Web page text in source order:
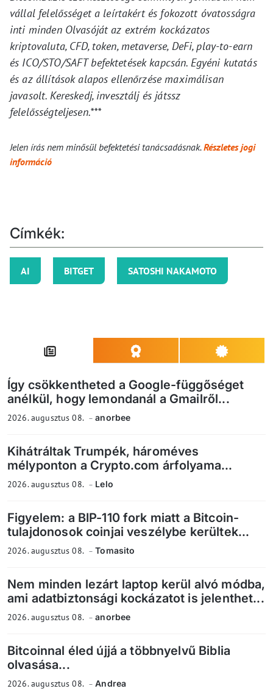
vállal felelősséget a leírtakért és fokozott óvatosságra
inti minden Olvasóját az extrém kockázatos
kriptovaluta, CFD, token, metaverse, DeFi, play-to-earn
és ICO/STO/SAFT befektetések kapcsán. Egyéni kutatás
és az állítások alapos ellenőrzése maximálisan
javasolt. Kereskedj, invesztálj és játssz
felelősségteljesen.***
Jelen írás nem minősül befektetési tanácsadásnak.Részletes jogi
információ
Címkék:
AI BITGET SATOSHI NAKAMOTO
Így csökkentheted a Google-függőséget
anélkül, hogy lemondanál a Gmailről...
2026. augusztus 08. anorbee
Kihátráltak Trumpék, hároméves
mélyponton a Crypto.com árfolyama...
2026. augusztus 08. Lelo
Figyelem: a BIP-110 fork miatt a Bitcoin-
tulajdonosok coinjai veszélybe kerültek...
2026. augusztus 08. Tomasito
Nem minden lezárt laptop kerül alvó módba,
ami adatbiztonsági kockázatot is jelenthet...
2026. augusztus 08. anorbee
Bitcoinnal éled újjá a többnyelvű Biblia
olvasása...
2026. augusztus 08. Andrea